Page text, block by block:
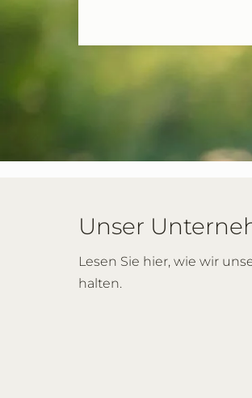
Unser
Lesen Sie hier, wie wir
halten.